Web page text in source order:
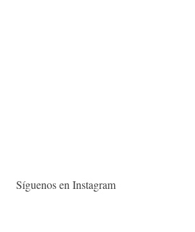
Síguenos en Instagram